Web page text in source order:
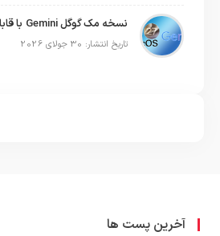
تاریخ انتشار: 30 جولای 2026
آخرین پست ها